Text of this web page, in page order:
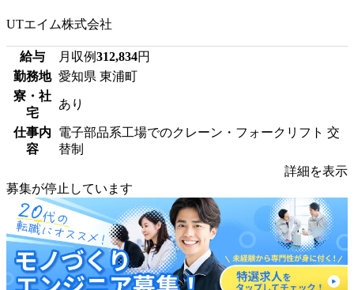
UTエイム株式会社
給与 月収例312,834円
勤務地 愛知県 東浦町
寮・社
宅
あり
仕事内
容
電子部品系工場でのクレーン・フォークリフト 交
替制
詳細を表示
募集が停止しています